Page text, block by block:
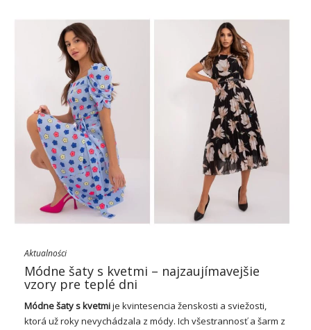
Aktualności
Módne šaty s kvetmi – najzaujímavejšie
vzory pre teplé dni
Módne šatys kvetmije kvintesencia ženskosti a sviežosti,
ktorá už roky nevychádzala z módy. Ich všestrannosť a šarm z